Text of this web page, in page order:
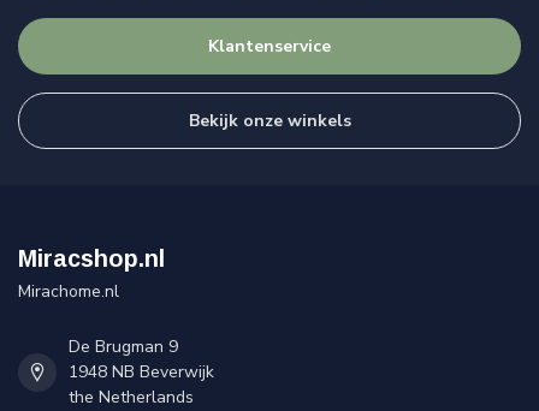
Klantenservice
Bekijk onze winkels
Miracshop.nl
Mirachome.nl
De Brugman 9
1948 NB Beverwijk
the Netherlands